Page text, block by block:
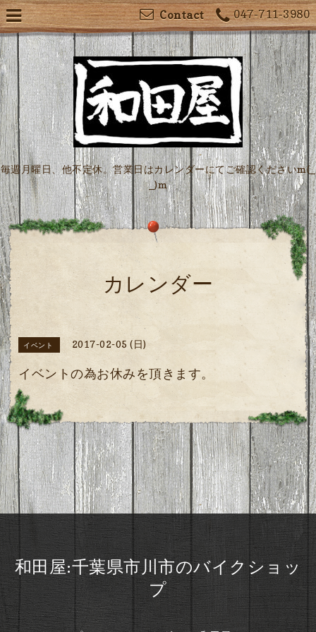
047-711-3980
Contact
毎週月曜日、他不定休。営業日はカレンダーにてご確認くださいm(_
_)m
カレンダー
イベント 2017-02-05 (日)
イベントの為お休みを頂きます。
和田屋:千葉県市川市のバイクショッ
プ